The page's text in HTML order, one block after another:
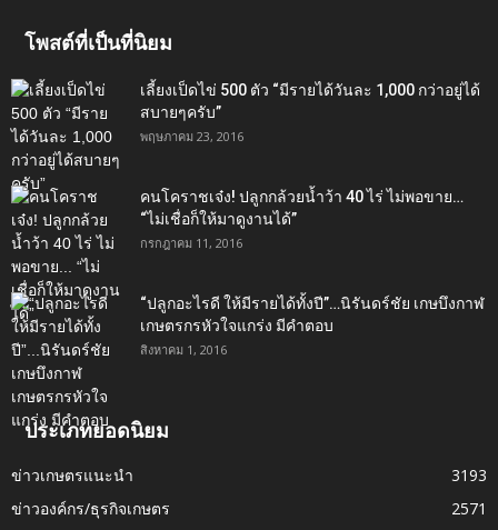
โพสต์ที่เป็นที่นิยม
เลี้ยงเป็ดไข่ 500 ตัว “มีรายได้วันละ 1,000 กว่าอยู่ได้
สบายๆครับ”
พฤษภาคม 23, 2016
คนโคราชเจ๋ง! ปลูกกล้วยน้ำว้า 40 ไร่ ไม่พอขาย…
“ไม่เชื่อก็ให้มาดูงานได้”‬
กรกฎาคม 11, 2016
“ปลูกอะไรดี ให้มีรายได้ทั้งปี”…นิรันดร์ชัย เกษบึงกาฬ
เกษตรกรหัวใจแกร่ง มีคำตอบ
สิงหาคม 1, 2016
ประเภทยอดนิยม
ข่าวเกษตรแนะนำ
3193
ข่าวองค์กร/ธุรกิจเกษตร
2571